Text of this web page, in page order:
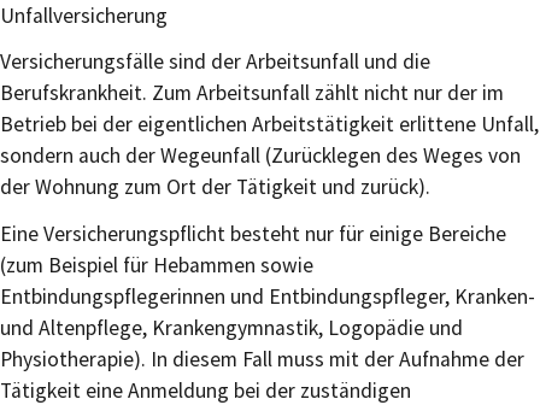
Unfallversicherung
Versicherungsfälle sind der Arbeitsunfall und die
Berufskrankheit. Zum Arbeitsunfall zählt nicht nur der im
Betrieb bei der eigentlichen Arbeitstätigkeit erlittene Unfall,
sondern auch der Wegeunfall (Zurücklegen des Weges von
der Wohnung zum Ort der Tätigkeit und zurück).
Eine Versicherungspflicht besteht nur für einige Bereiche
(zum Beispiel für Hebammen sowie
Entbindungspflegerinnen und Entbindungspfleger, Kranken-
und Altenpflege, Krankengymnastik, Logopädie und
Physiotherapie). In diesem Fall muss mit der Aufnahme der
Tätigkeit eine Anmeldung bei der zuständigen